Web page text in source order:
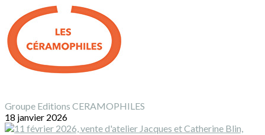
Groupe Editions CERAMOPHILES
18 janvier 2026